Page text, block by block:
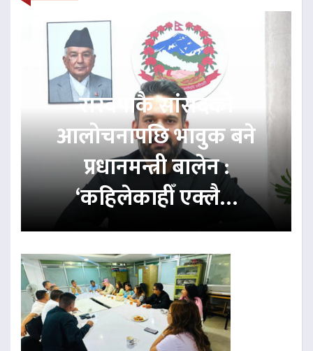
रास्वपाकै सांसदको
आलोचनापछि भावुक बने
प्रधानमन्त्री बालेन :
‘कहिलेकाहीँ एक्लै…